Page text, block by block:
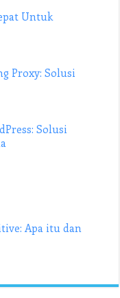
Untuk
Proxy: Solusi
Solusi
Apa itu dan